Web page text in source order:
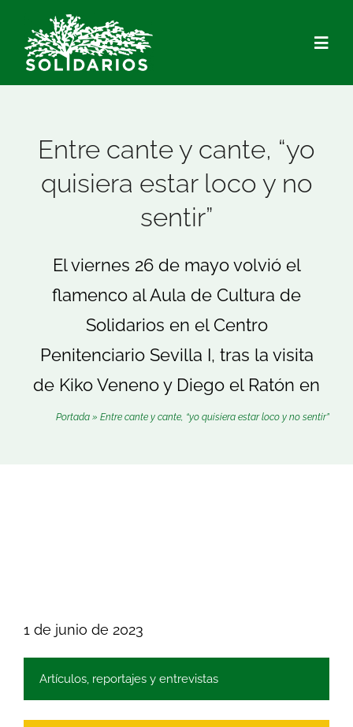
contenido
Qué hacemos
Hazte Socio/a
Voluntariado
Buscar:
Entre cante y cante, “yo
quisiera estar loco y no
sentir”
El viernes 26 de mayo volvió el
flamenco al Aula de Cultura de
Solidarios en el Centro
Penitenciario Sevilla I, tras la visita
de Kiko Veneno y Diego el Ratón en
Portada » Entre cante y cante, “yo quisiera estar loco y no sentir”
1 de junio de 2023
Artículos, reportajes y entrevistas